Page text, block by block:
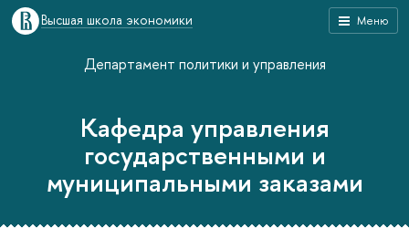
Меню
Высшая школа экономики
Департамент политики и управления
Кафедра управления
государственными и
муниципальными заказами